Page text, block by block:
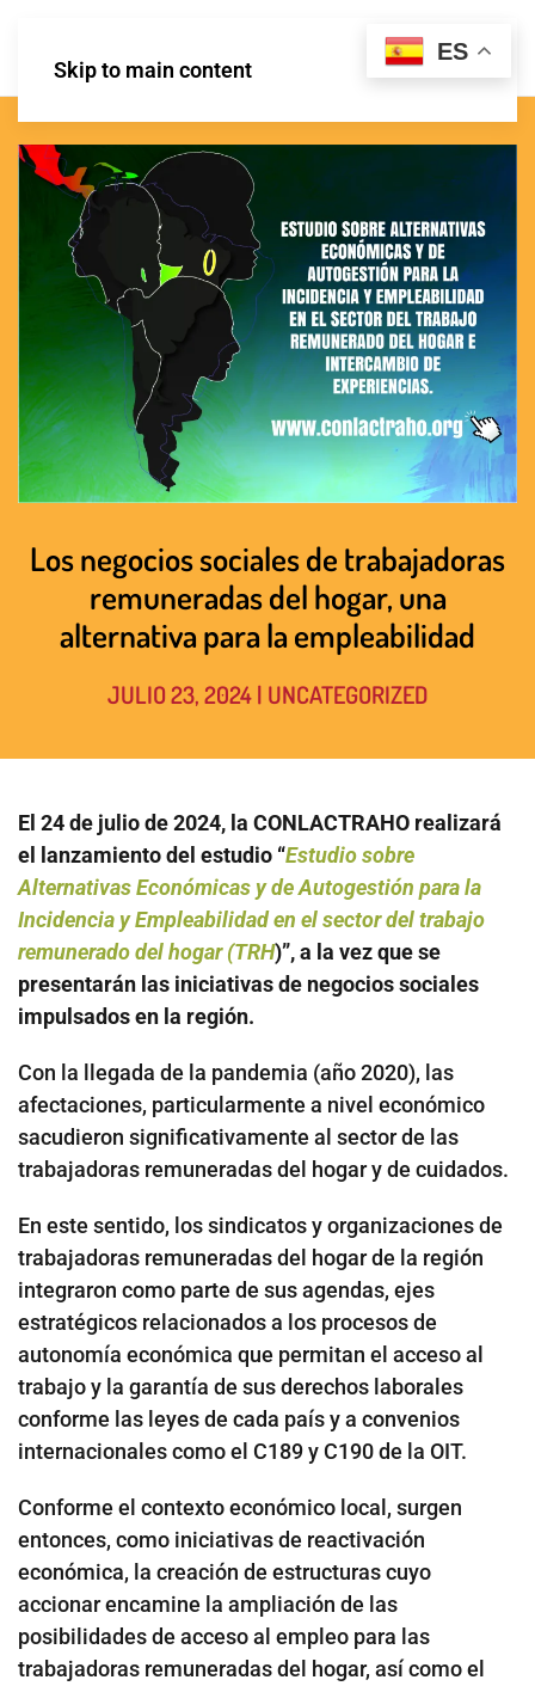
Skip to main content
Los negocios sociales de trabajadoras
remuneradas del hogar, una
alternativa para la empleabilidad
JULIO 23, 2024| UNCATEGORIZED
El 24 de julio de 2024, la CONLACTRAHO realizará
el lanzamiento del estudio “Estudio sobre
Alternativas Económicas y de Autogestión para la
Incidencia y Empleabilidad en el sector del trabajo
remunerado del hogar (TRH)”, a la vez que se
presentarán las iniciativas de negocios sociales
impulsados en la región.
Con la llegada de la pandemia (año 2020), las
afectaciones, particularmente a nivel económico
sacudieron significativamente al sector de las
trabajadoras remuneradas del hogar y de cuidados.
En este sentido, los sindicatos y organizaciones de
trabajadoras remuneradas del hogar de la región
integraron como parte de sus agendas, ejes
estratégicos relacionados a los procesos de
autonomía económica que permitan el acceso al
trabajo y la garantía de sus derechos laborales
conforme las leyes de cada país y a convenios
internacionales como el C189 y C190 de la OIT.
Conforme el contexto económico local, surgen
entonces, como iniciativas de reactivación
económica, la creación de estructuras cuyo
accionar encamine la ampliación de las
posibilidades de acceso al empleo para las
trabajadoras remuneradas del hogar, así como el
ES